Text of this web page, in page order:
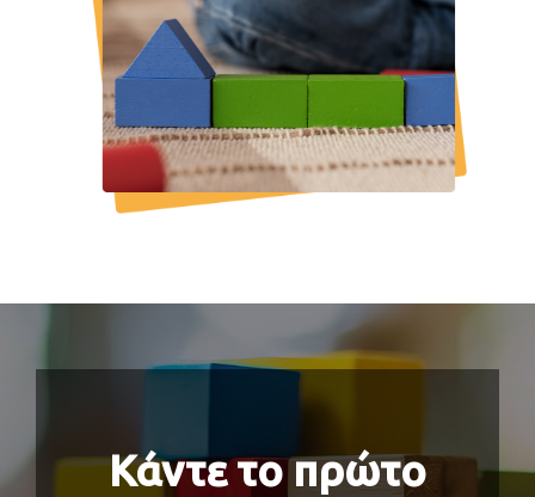
Κάντε το πρώτο